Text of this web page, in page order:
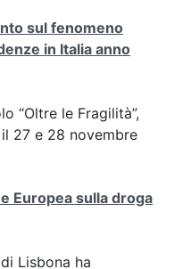
sul fenomeno
in Italia anno
“Oltre le Fragilità”,
27 e 28 novembre
Europea sulla droga
Lisbona ha